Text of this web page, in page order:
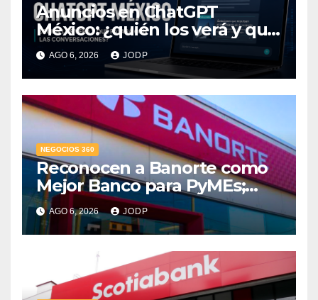
Anuncios en ChatGPT
México: ¿quién los verá y qué
pasará con las
conversaciones?
AGO 6, 2026 JODP
NEGOCIOS 360
Reconocen a Banorte como
Mejor Banco para PyMEs;
supera 14% del mercado
crediticio
AGO 6, 2026 JODP